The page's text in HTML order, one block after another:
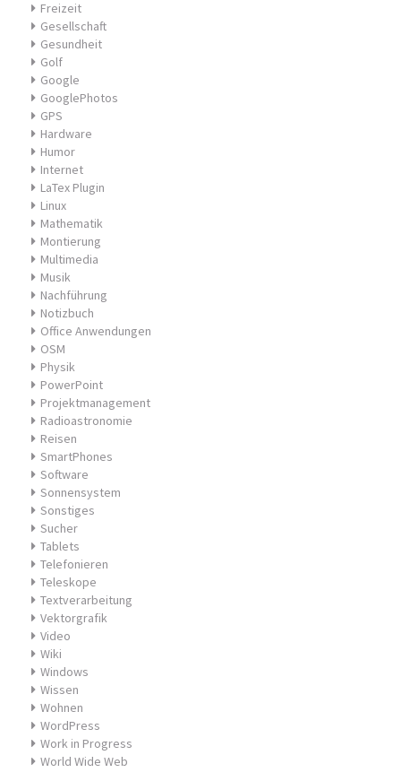
Freizeit
Gesellschaft
Gesundheit
Golf
Google
GooglePhotos
GPS
Hardware
Humor
Internet
LaTex Plugin
Linux
Mathematik
Montierung
Multimedia
Musik
Nachführung
Notizbuch
Office Anwendungen
OSM
Physik
PowerPoint
Projektmanagement
Radioastronomie
Reisen
SmartPhones
Software
Sonnensystem
Sonstiges
Sucher
Tablets
Telefonieren
Teleskope
Textverarbeitung
Vektorgrafik
Video
Wiki
Windows
Wissen
Wohnen
WordPress
Work in Progress
World Wide Web